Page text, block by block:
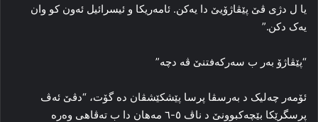
یا ل دژی ڤێ پێڤاژۆیێ دا یه‌کن. ئامه‌ریکا و ئیسرائیل ئه‌ون کو وان
یه‌ک دکن.”
“پێڤاژۆ به‌ر ب سه‌رکه‌فتنێ ڤه‌ دچه‌”
ئۆمه‌ر چه‌لیک د به‌رسڤا پرسا پێشکێشڤان ده‌ گۆت، “دڤێ ئه‌ڤ
پرسگرێکا بێچه‌کبوونێ د ناڤ ٥-٦ مه‌هان دا ب ته‌ڤاهی وه‌ره‌